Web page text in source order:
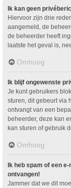
Ik kan geen
Hiervoor zijn drie
aangemeld, de
de beheerder heeft
laatste het geval is,
Omhoog
Ik blijf ongewenste
Je kunt gebruikers
sturen, dit gebeurt via
ontvangt van een
beheerder, deze kan
kan sturen of gebruik
Omhoog
Ik heb spam of een
ontvangen!
Jammer dat we dit